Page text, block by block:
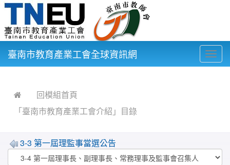
臺南市教育產業工會全球資訊網
回模組首頁
「臺南市教育產業工會介紹」目錄
3-3 第一屆理監事當選公告